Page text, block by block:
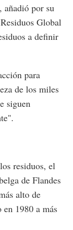
añadió por su
Global
a definir
para
de los miles
siguen
residuos, el
de Flandes
alto de
1980 a más